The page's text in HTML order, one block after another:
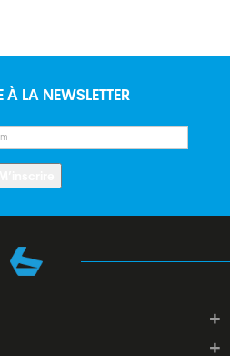
À LA NEWSLETTER